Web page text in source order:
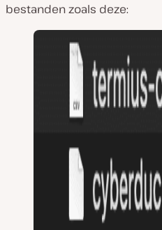
bestanden zoals deze: